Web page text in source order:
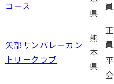
コース
県
員
矢部サンバレーカン
トリークラブ
熊
本
県
員